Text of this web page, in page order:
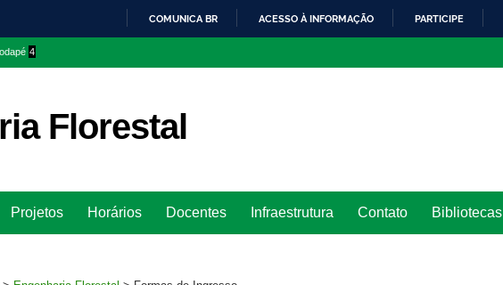
O
COMUNICA BR ACESSO À INFORMAÇÃO PARTICIPE
4
Florestal
para
Projetos Horários Docentes Infraestrutura Contato Bibliotecas